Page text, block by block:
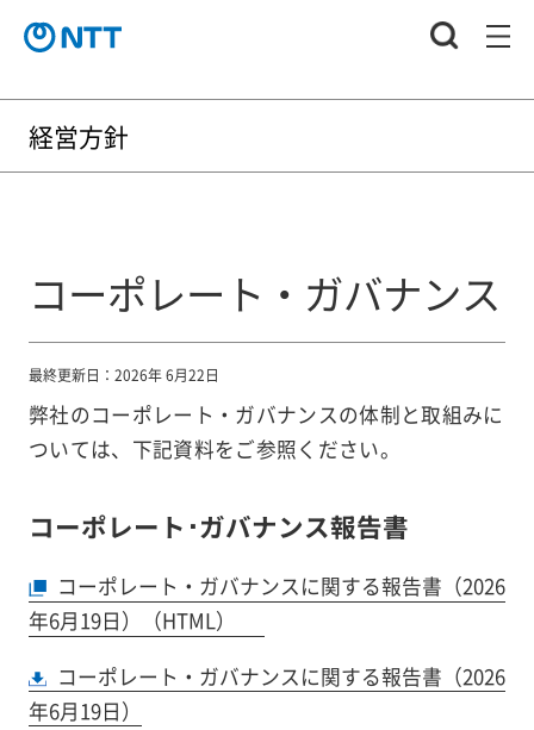
経営方針
コーポレート・ガバナンス
最終更新日：2026年 6月22日
弊社のコーポレート・ガバナンスの体制と取組みに
ついては、下記資料をご参照ください。
コーポレート･ガバナンス報告書
コーポレート・ガバナンスに関する報告書（2026
年6月19日）（HTML）
コーポレート・ガバナンスに関する報告書（2026
年6月19日）